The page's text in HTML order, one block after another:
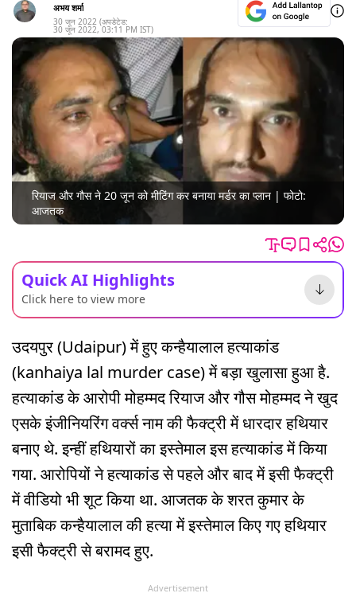
अभय शर्मा
30 जून 2022 (अपडेटेड:
30 जून 2022, 03:11 PM IST)
रियाज और गौस ने 20 जून को मीटिंग कर बनाया मर्डर का प्लान | फोटो:
आजतक
Quick AI Highlights
Click here to view more
उदयपुर (Udaipur) में हुए कन्हैयालाल हत्याकांड
(kanhaiya lal murder case) में बड़ा खुलासा हुआ है.
हत्याकांड के आरोपी मोहम्मद रियाज और गौस मोहम्मद ने खुद
एसके इंजीनियरिंग वर्क्स नाम की फैक्ट्री में धारदार हथियार
बनाए थे. इन्हीं हथियारों का इस्तेमाल इस हत्याकांड में किया
गया. आरोपियों ने हत्याकांड से पहले और बाद में इसी फैक्ट्री
में वीडियो भी शूट किया था. आजतक के शरत कुमार के
मुताबिक कन्हैयालाल की हत्या में इस्तेमाल किए गए हथियार
इसी फैक्ट्री से बरामद हुए.
Advertisement